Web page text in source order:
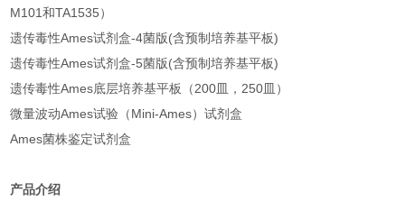
M101和TA1535）
遗传毒性Ames试剂盒-4菌版(含预制培养基平板)
遗传毒性Ames试剂盒-5菌版(含预制培养基平板)
遗传毒性Ames底层培养基平板（200皿，250皿）
微量波动Ames试验（Mini-Ames）试剂盒
Ames菌株鉴定试剂盒
产品介绍